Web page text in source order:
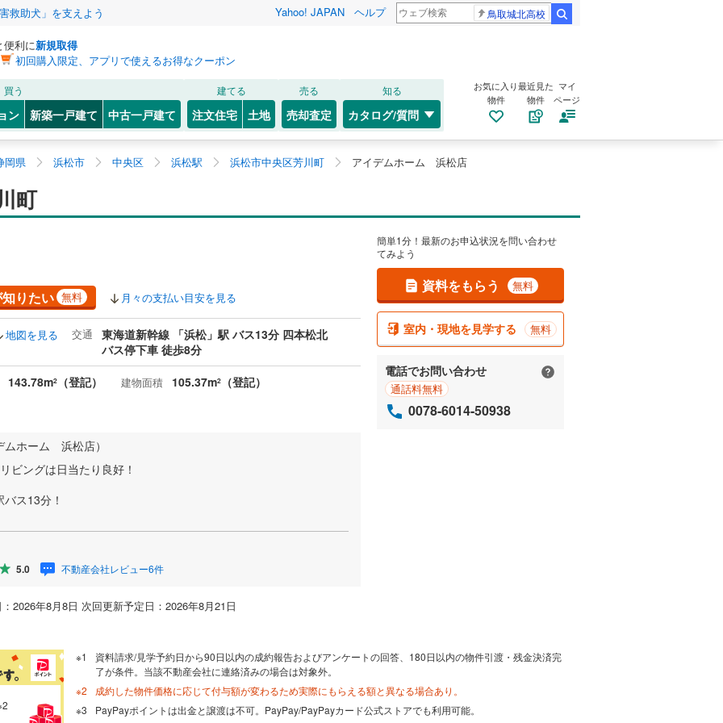
救助犬」を支えよう Yahoo! JAPAN ヘルプ 鳥取城北高校
便利に新規取得
初回購入限定、アプリで使えるお得なクーポン
買う
ン 新築一戸建て 中古一戸建て
建てる
注文住宅 土地
売る
売却査定
知る
カタログ/質問
お気に入り
物件
最近見た
物件
マイ
ページ
岡県 浜松市 中央区 浜松駅 浜松市中央区芳川町 アイデムホーム 浜松店
町
りたい 無料 月々の支払い目安を見る
地図を見る 交通
東海道新幹線 「浜松」駅 バス13分 四本松北
バス停下車 徒歩8分
143.78m2 （登記） 建物面積 105.37m2 （登記）
ホーム 浜松店）
ングは日当たり良好！
ス13分！
5.0 不動産会社レビュー6件
2026年8月8日 次回更新予定日：2026年8月21日
簡単1分！最新のお申込状況を問い合わせ
てみよう
資料をもらう 無料
室内・現地を見学する 無料
電話でお問い合わせ
通話料無料
0078-6014-50938
資料請求/見学予約日から90日以内の成約報告およびアンケートの回答、180日以内の物件引渡・残金決済完
了が条件。当該不動産会社に連絡済みの場合は対象外。
成約した物件価格に応じて付与額が変わるため実際にもらえる額と異なる場合あり。
PayPayポイントは出金と譲渡は不可。PayPay/PayPayカード公式ストアでも利用可能。